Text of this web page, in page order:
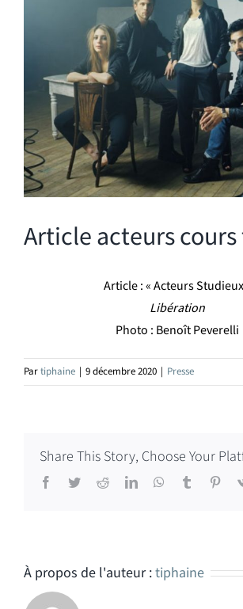
Article acteurs
Article : « Acteurs
Libération
Photo : Benoît Peverelli
Partiphaine | 9 décembre 2020 | Presse
Share This Story, Choose Your
Facebook
TwitterRedditLinkedInWhatsApp
Tumblr
À propos de l'auteur :tiphaine